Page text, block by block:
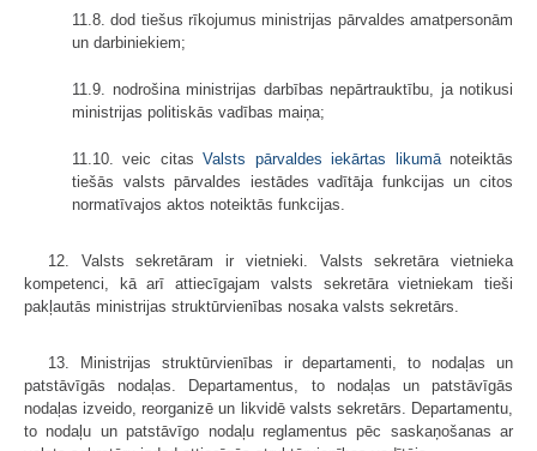
11.8. dod tiešus rīkojumus ministrijas pārvaldes amatpersonām
un darbiniekiem;
11.9. nodrošina ministrijas darbības nepārtrauktību, ja notikusi
ministrijas politiskās vadības maiņa;
11.10. veic citasValsts pārvaldes iekārtas likumānoteiktās
tiešās valsts pārvaldes iestādes vadītāja funkcijas un citos
normatīvajos aktos noteiktās funkcijas.
12. Valsts sekretāram ir vietnieki. Valsts sekretāra vietnieka
kompetenci, kā arī attiecīgajam valsts sekretāra vietniekam tieši
pakļautās ministrijas struktūrvienības nosaka valsts sekretārs.
13. Ministrijas struktūrvienības ir departamenti, to nodaļas un
patstāvīgās nodaļas. Departamentus, to nodaļas un patstāvīgās
nodaļas izveido, reorganizē un likvidē valsts sekretārs. Departamentu,
to nodaļu un patstāvīgo nodaļu reglamentus pēc saskaņošanas ar